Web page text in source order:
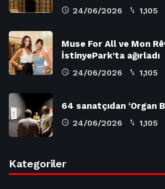
24/06/2026 1,105
Muse For All ve Mon
İstinyePark’ta ağırladı
24/06/2026 1,105
64 sanatçıdan ‘Organ
24/06/2026 1,105
Kategoriler